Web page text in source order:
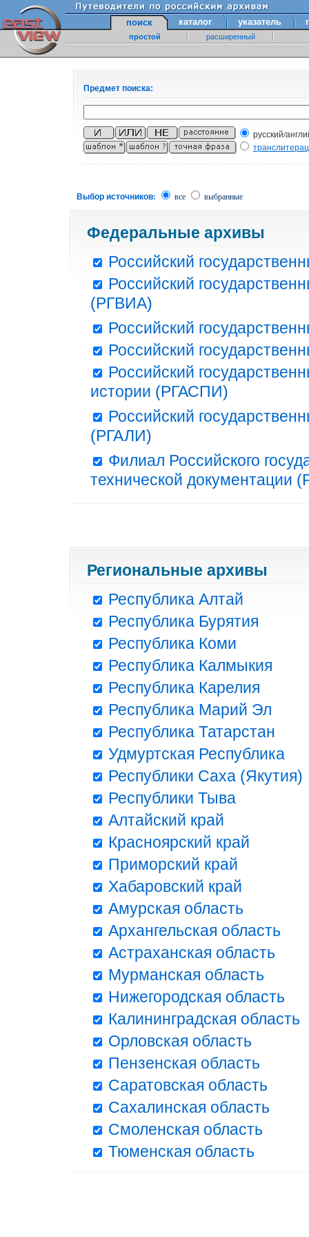
поиск каталог указатель
простой расширенный
Предмет поиска:
русский/
Выбор источников: все выбранные
Федеральные архивы
Российский
Российский
(РГВИА)
Российский
Российский
Российский
истории (РГАСПИ)
Российский
(РГАЛИ)
Филиал Российского
технической документации
Региональные архивы
Республика Алтай
Республика Бурятия
Республика Коми
Республика Калмыкия
Республика Карелия
Республика Марий Эл
Республика Татарстан
Удмуртская Республика
Республики Саха (Якутия)
Республики Тыва
Алтайский край
Красноярский край
Приморский край
Хабаровский край
Амурская область
Архангельская область
Астраханская область
Мурманская область
Нижегородская область
Калининградская область
Орловская область
Пензенская область
Саратовская область
Сахалинская область
Смоленская область
Тюменская область